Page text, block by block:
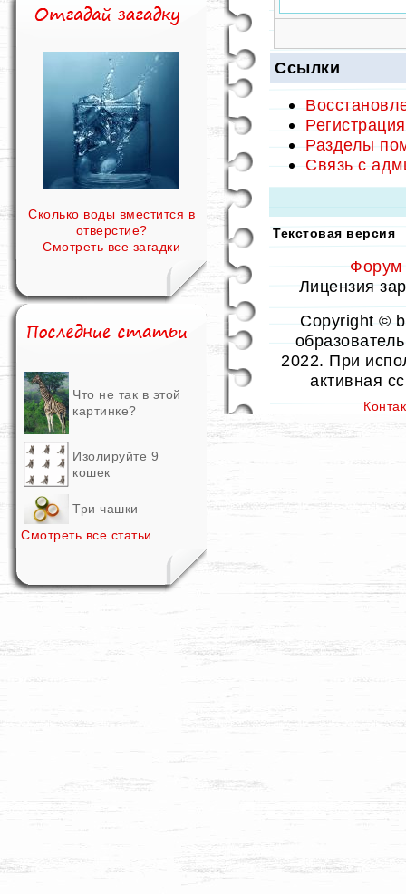
Сколько воды вместится в
отверстие?
Смотреть все загадки
Что не так в этой
картинке?
Изолируйте 9
кошек
Три чашки
Смотреть все статьи
Ссылки
Разделы
Связь с
Текстовая версия
Форум
Лицензия
Copyright ©
2022. При
активная